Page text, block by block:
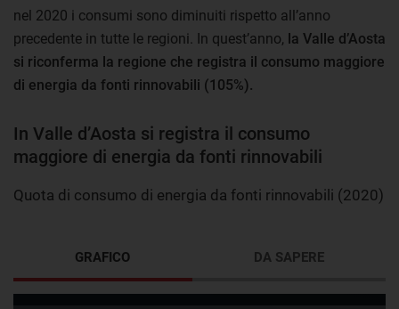
nel 2020 i consumi sono diminuiti rispetto all’anno
precedente in tutte le regioni. In quest’anno, la Valle d’Aosta
si riconferma la regione che registra il consumo maggiore
di energia da fonti rinnovabili (105%).
In Valle d’Aosta si registra il consumo
maggiore di energia da fonti rinnovabili
Quota di consumo di energia da fonti rinnovabili (2020)
GRAFICO DA SAPERE